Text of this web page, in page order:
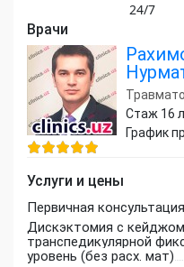
24/7
Врачи
Стаж 16
График
Услуги и цены
Первичная
Дискэктомия с
транспедикулярной
уровень (без расх. мат)